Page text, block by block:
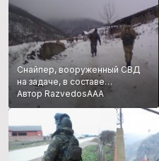
режущую кромку
пулю с 50 метров
СВД пройти
способна
750 м/с.
Снайпер, вооруженный СВД
на задаче, в составе
подразделения, выделенного
для проведения
разведывательно-поисковых
мероприятий
Автор RazvedosAAA